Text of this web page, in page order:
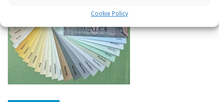
Cookie Policy